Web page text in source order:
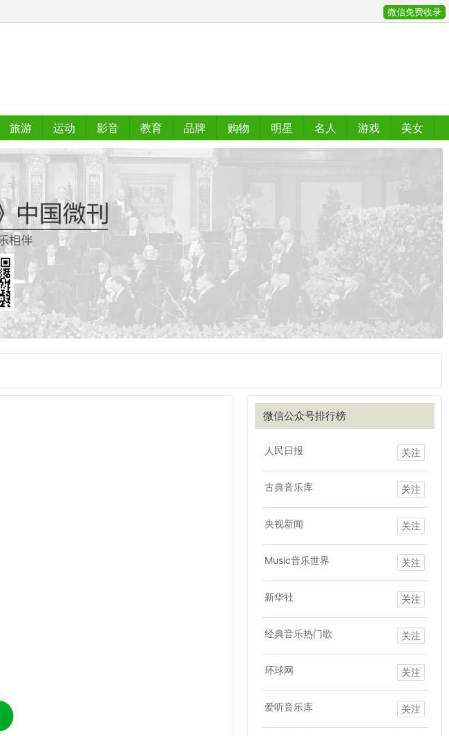
微信免费收录
旅游 运动 影音 教育 品牌 购物 明星 名人 游戏
美女
微信公众号排行榜
人民日报 关注
古典音乐库 关注
央视新闻 关注
Music音乐世界 关注
新华社 关注
经典音乐热门歌 关注
环球网 关注
爱听音乐库 关注